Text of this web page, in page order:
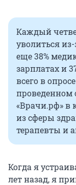
Каждый
уволиться
еще 38%
зарплатах и
всего в
проведенном
«Врачи.рф» в
из сферы
терапевты и
Когда я
лет назад, я